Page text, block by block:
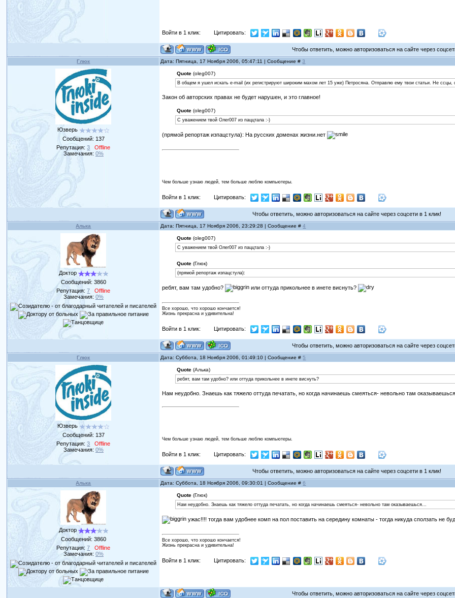
Войти в 1 клик: Цитировать:
Чтобы ответить, можно авторизоваться на сайте через
Глюк Дата: Пятница, 17 Ноября 2006, 05:47:11 | Сообщение #3
Юзверь
Сообщений: 137
Репутация:3
Offline
Замечания: 0%
Quote (oleg007)
В общем я ушел искать e-mail (их регистрируют широким махом лет 15 уже) Петросяна. Отправлю ему твои статьи. Не ссцы,
Закон об авторских правах не будет нарушен, и это главное!
Quote (oleg007)
С уважением твой Олег007 из паццтала :-)
(прямой репортаж изпацстула): На русских доменах жизни.нет
Чем больше узнаю людей, тем больше люблю компьютеры.
Войти в 1 клик: Цитировать:
Чтобы ответить, можно авторизоваться на сайте через соцсети в 1 клик!
Алька Дата: Пятница, 17 Ноября 2006, 23:29:28 | Сообщение #4
Доктор
Сообщений: 3860
Репутация:7
Offline
Замечания: 0%
Quote (oleg007)
С уважением твой Олег007 из паццтала :-)
Quote (Глюк)
(прямой репортаж изпацстула):
ребят, вам там удобно? или оттуда прикольнее в инете виснуть?
Все хорошо, что хорошо кончается!
Жизнь прекрасна и удивительна!
Войти в 1 клик: Цитировать:
Чтобы ответить, можно авторизоваться на сайте через
Глюк Дата: Суббота, 18 Ноября 2006, 01:49:10 | Сообщение #5
Юзверь
Сообщений: 137
Репутация:3
Offline
Замечания: 0%
Quote (Алька)
ребят, вам там удобно? или оттуда прикольнее в инете виснуть?
Нам неудобно. Знаешь как тяжело оттуда печатать, но когда начинаешь смеяться- невольно там
Чем больше узнаю людей, тем больше люблю компьютеры.
Войти в 1 клик: Цитировать:
Чтобы ответить, можно авторизоваться на сайте через соцсети в 1 клик!
Алька Дата: Суббота, 18 Ноября 2006, 09:30:01 | Сообщение #6
Доктор
Сообщений: 3860
Репутация:7
Offline
Замечания: 0%
Quote (Глюк)
Нам неудобно. Знаешь как тяжело оттуда печатать, но когда начинаешь смеяться- невольно там оказываешься...
ужас!!!! тогда вам удобнее комп на пол поставить на середину комнаты - тогда никуда сползать не
Все хорошо, что хорошо кончается!
Жизнь прекрасна и удивительна!
Войти в 1 клик: Цитировать:
Чтобы ответить, можно авторизоваться на сайте через